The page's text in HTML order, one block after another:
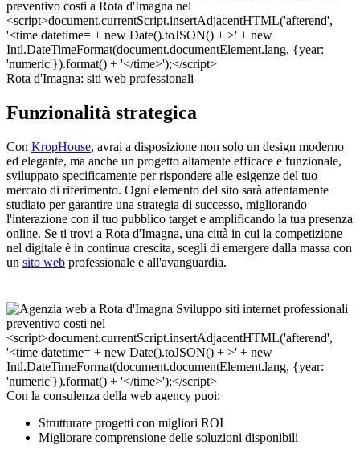
Rota d'Imagna: siti web professionali
Funzionalità strategica
Con KropHouse, avrai a disposizione non solo un design moderno
ed elegante, ma anche un progetto altamente efficace e funzionale,
sviluppato specificamente per rispondere alle esigenze del tuo
mercato di riferimento. Ogni elemento del sito sarà attentamente
studiato per garantire una strategia di successo, migliorando
l'interazione con il tuo pubblico target e amplificando la tua presenza
online. Se ti trovi a Rota d'Imagna, una città in cui la competizione
nel digitale è in continua crescita, scegli di emergere dalla massa con
un sito web professionale e all'avanguardia.
Con la consulenza della web agency puoi:
Strutturare progetti con migliori ROI
Migliorare comprensione delle soluzioni disponibili